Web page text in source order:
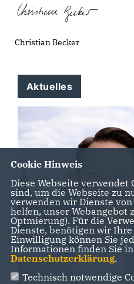
Christian Becker
Aktuelles
Cookie Hinweis
Diese Webseite verwendet
sind, um die Webseite zu
verwenden wir Dienste
helfen, unser Webangebot
Optmierung). Für die
Dienste, benötigen wir
Einwilligung können Sie
Informationen finden Sie
Datenschutzerklärung.
Technisch notwendige